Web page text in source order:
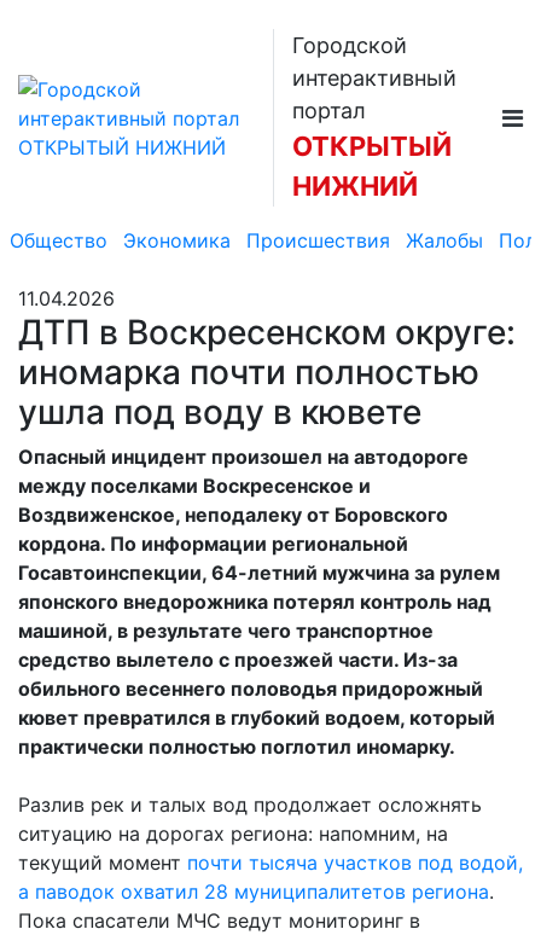
Городской
интерактивный
портал
ОТКРЫТЫЙ
НИЖНИЙ
Общество Экономика Происшествия Жалобы
11.04.2026
ДТП в Воскресенском округе:
иномарка почти полностью
ушла под воду в кювете
Опасный инцидент произошел на автодороге
между поселками Воскресенское и
Воздвиженское, неподалеку от Боровского
кордона. По информации региональной
Госавтоинспекции, 64-летний мужчина за рулем
японского внедорожника потерял контроль над
машиной, в результате чего транспортное
средство вылетело с проезжей части. Из-за
обильного весеннего половодья придорожный
кювет превратился в глубокий водоем, который
практически полностью поглотил иномарку.
Разлив рек и талых вод продолжает осложнять
ситуацию на дорогах региона: напомним, на
текущий момент почти тысяча участков под водой,
а паводок охватил 28 муниципалитетов региона.
Пока спасатели МЧС ведут мониторинг в